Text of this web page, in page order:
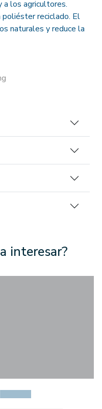
los agricultores.
reciclado. El
naturales y reduce la
interesar?